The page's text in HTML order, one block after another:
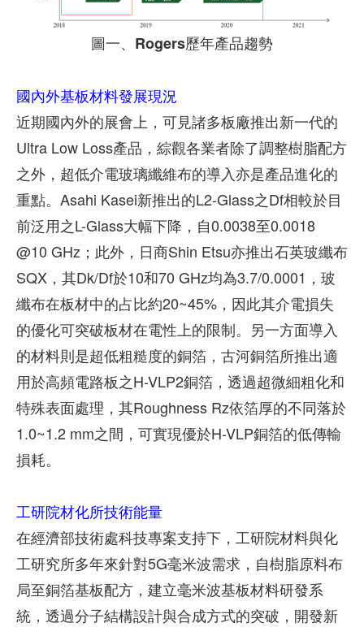
圖一、Rogers歷年產品趨勢
國內外基板材料發展現況
近期國內外的展會上，可見諸多板廠推出新一代的
Ultra Low Loss產品，綜觀各業者除了調整樹脂配方
之外，超低介電玻璃纖維布的導入亦是產品進化的
重點。Asahi Kasei新推出的L2-Glass之Df相較於目
前泛用之L-Glass大幅下降，自0.0038至0.0018
@10 GHz；此外，日商Shin Etsu亦推出石英玻纖布
SQX，其Dk/Df於10和70 GHz均為3.7/0.0001，玻
纖布在板材中的占比約20~45%，因此其介電損失
的優化可突破板材在電性上的限制。另一方面導入
的材料則是超低粗糙度的銅箔，古河銅箔所推出適
用於高頻電路板之H-VLP2銅箔，透過超微細粗化和
特殊表面處理，其Roughness Rz依箔厚的不同落於
1.0~1.2 mm之間，可實現優於H-VLP銅箔的低傳輸
損耗。
工研院材化所技術能量
在經濟部技術處科技專案支持下，工研院材料與化
工研究所多年來針對5G毫米波需求，自樹脂原料布
局至銅箔基板配方，建立毫米波基板材料研發系
統，透過分子結構設計與合成方式的突破，開發新